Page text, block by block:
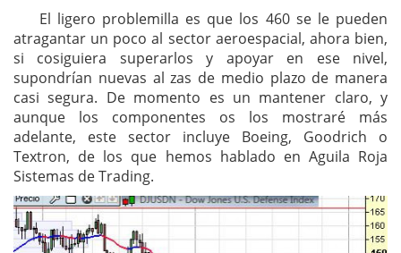
El ligero problemilla es que los 460 se le pueden
atragantar un poco al sector aeroespacial, ahora bien,
si cosiguiera superarlos y apoyar en ese nivel,
supondrían nuevas al zas de medio plazo de manera
casi segura. De momento es un mantener claro, y
aunque los componentes os los mostraré más
adelante, este sector incluye Boeing, Goodrich o
Textron, de los que hemos hablado en Aguila Roja
Sistemas de Trading.